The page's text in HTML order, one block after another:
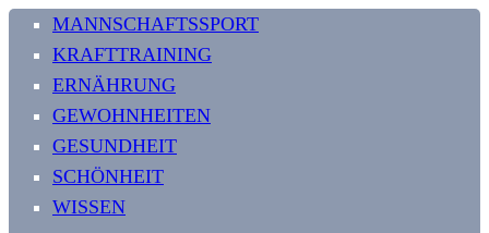
MANNSCHAFTSSPORT
KRAFTTRAINING
ERNÄHRUNG
GEWOHNHEITEN
GESUNDHEIT
SCHÖNHEIT
WISSEN